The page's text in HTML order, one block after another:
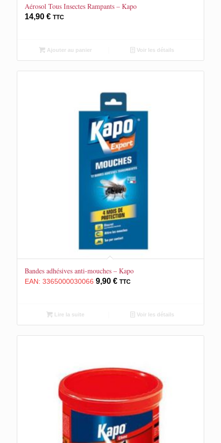
Aérosol Tous Insectes Rampants – Kapo
14,90 € TTC
Ajouter au panier Voir les détails
Bandes adhésives anti-mouches – Kapo
EAN: 3365000030066 9,90 € TTC
Lire la suite Voir les détails